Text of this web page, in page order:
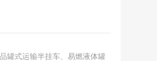
罐式运输半挂车、易燃液体罐